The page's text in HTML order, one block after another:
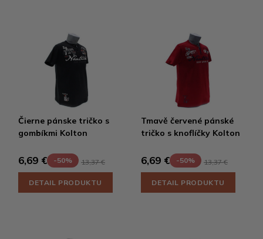
Čierne pánske tričko s
gombíkmi Kolton
6,69 € -50% 13,37 €
DETAIL PRODUKTU
Tmavě červené pánské
tričko s knoflíčky Kolton
6,69 € -50% 13,37 €
DETAIL PRODUKTU